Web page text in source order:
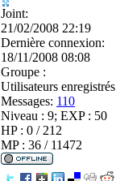
Joint:
21/02/2008 22:19
Dernière connexion:
18/11/2008 08:08
Groupe :
Utilisateurs enregistrés
Messages: 110
Niveau : 9; EXP : 50
HP : 0 / 212
MP : 36 / 11472